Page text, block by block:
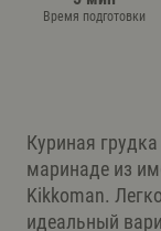
Время подготовки
Куриная
маринаде из
Kikkoman.
идеальный